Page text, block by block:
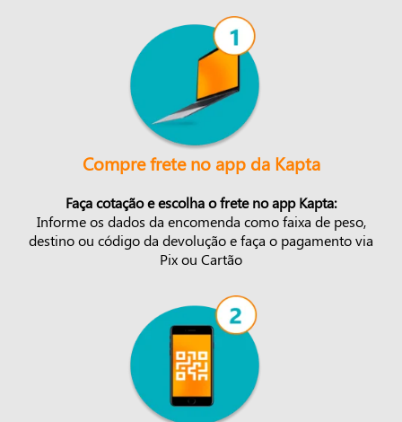
Compre frete no app da Kapta
Faça cotação e escolha o frete no app Kapta:
Informe os dados da encomenda como faixa de peso,
destino ou código da devolução e faça o pagamento via
Pix ou Cartão